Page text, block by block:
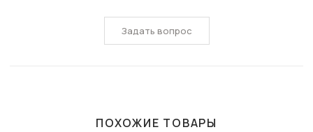
Задать вопрос
ПОХОЖИЕ ТОВАРЫ